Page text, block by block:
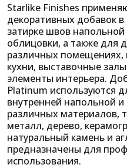
Starlike Finishes
декоративных добавок в
затирке швов
облицовки, а также для
различных
кухни, выставочные
элементы интерьера.
Platinum используются
внутренней напольной
различных материалов,
металл, дерево,
натуральный камень и
предназначены для
использования.